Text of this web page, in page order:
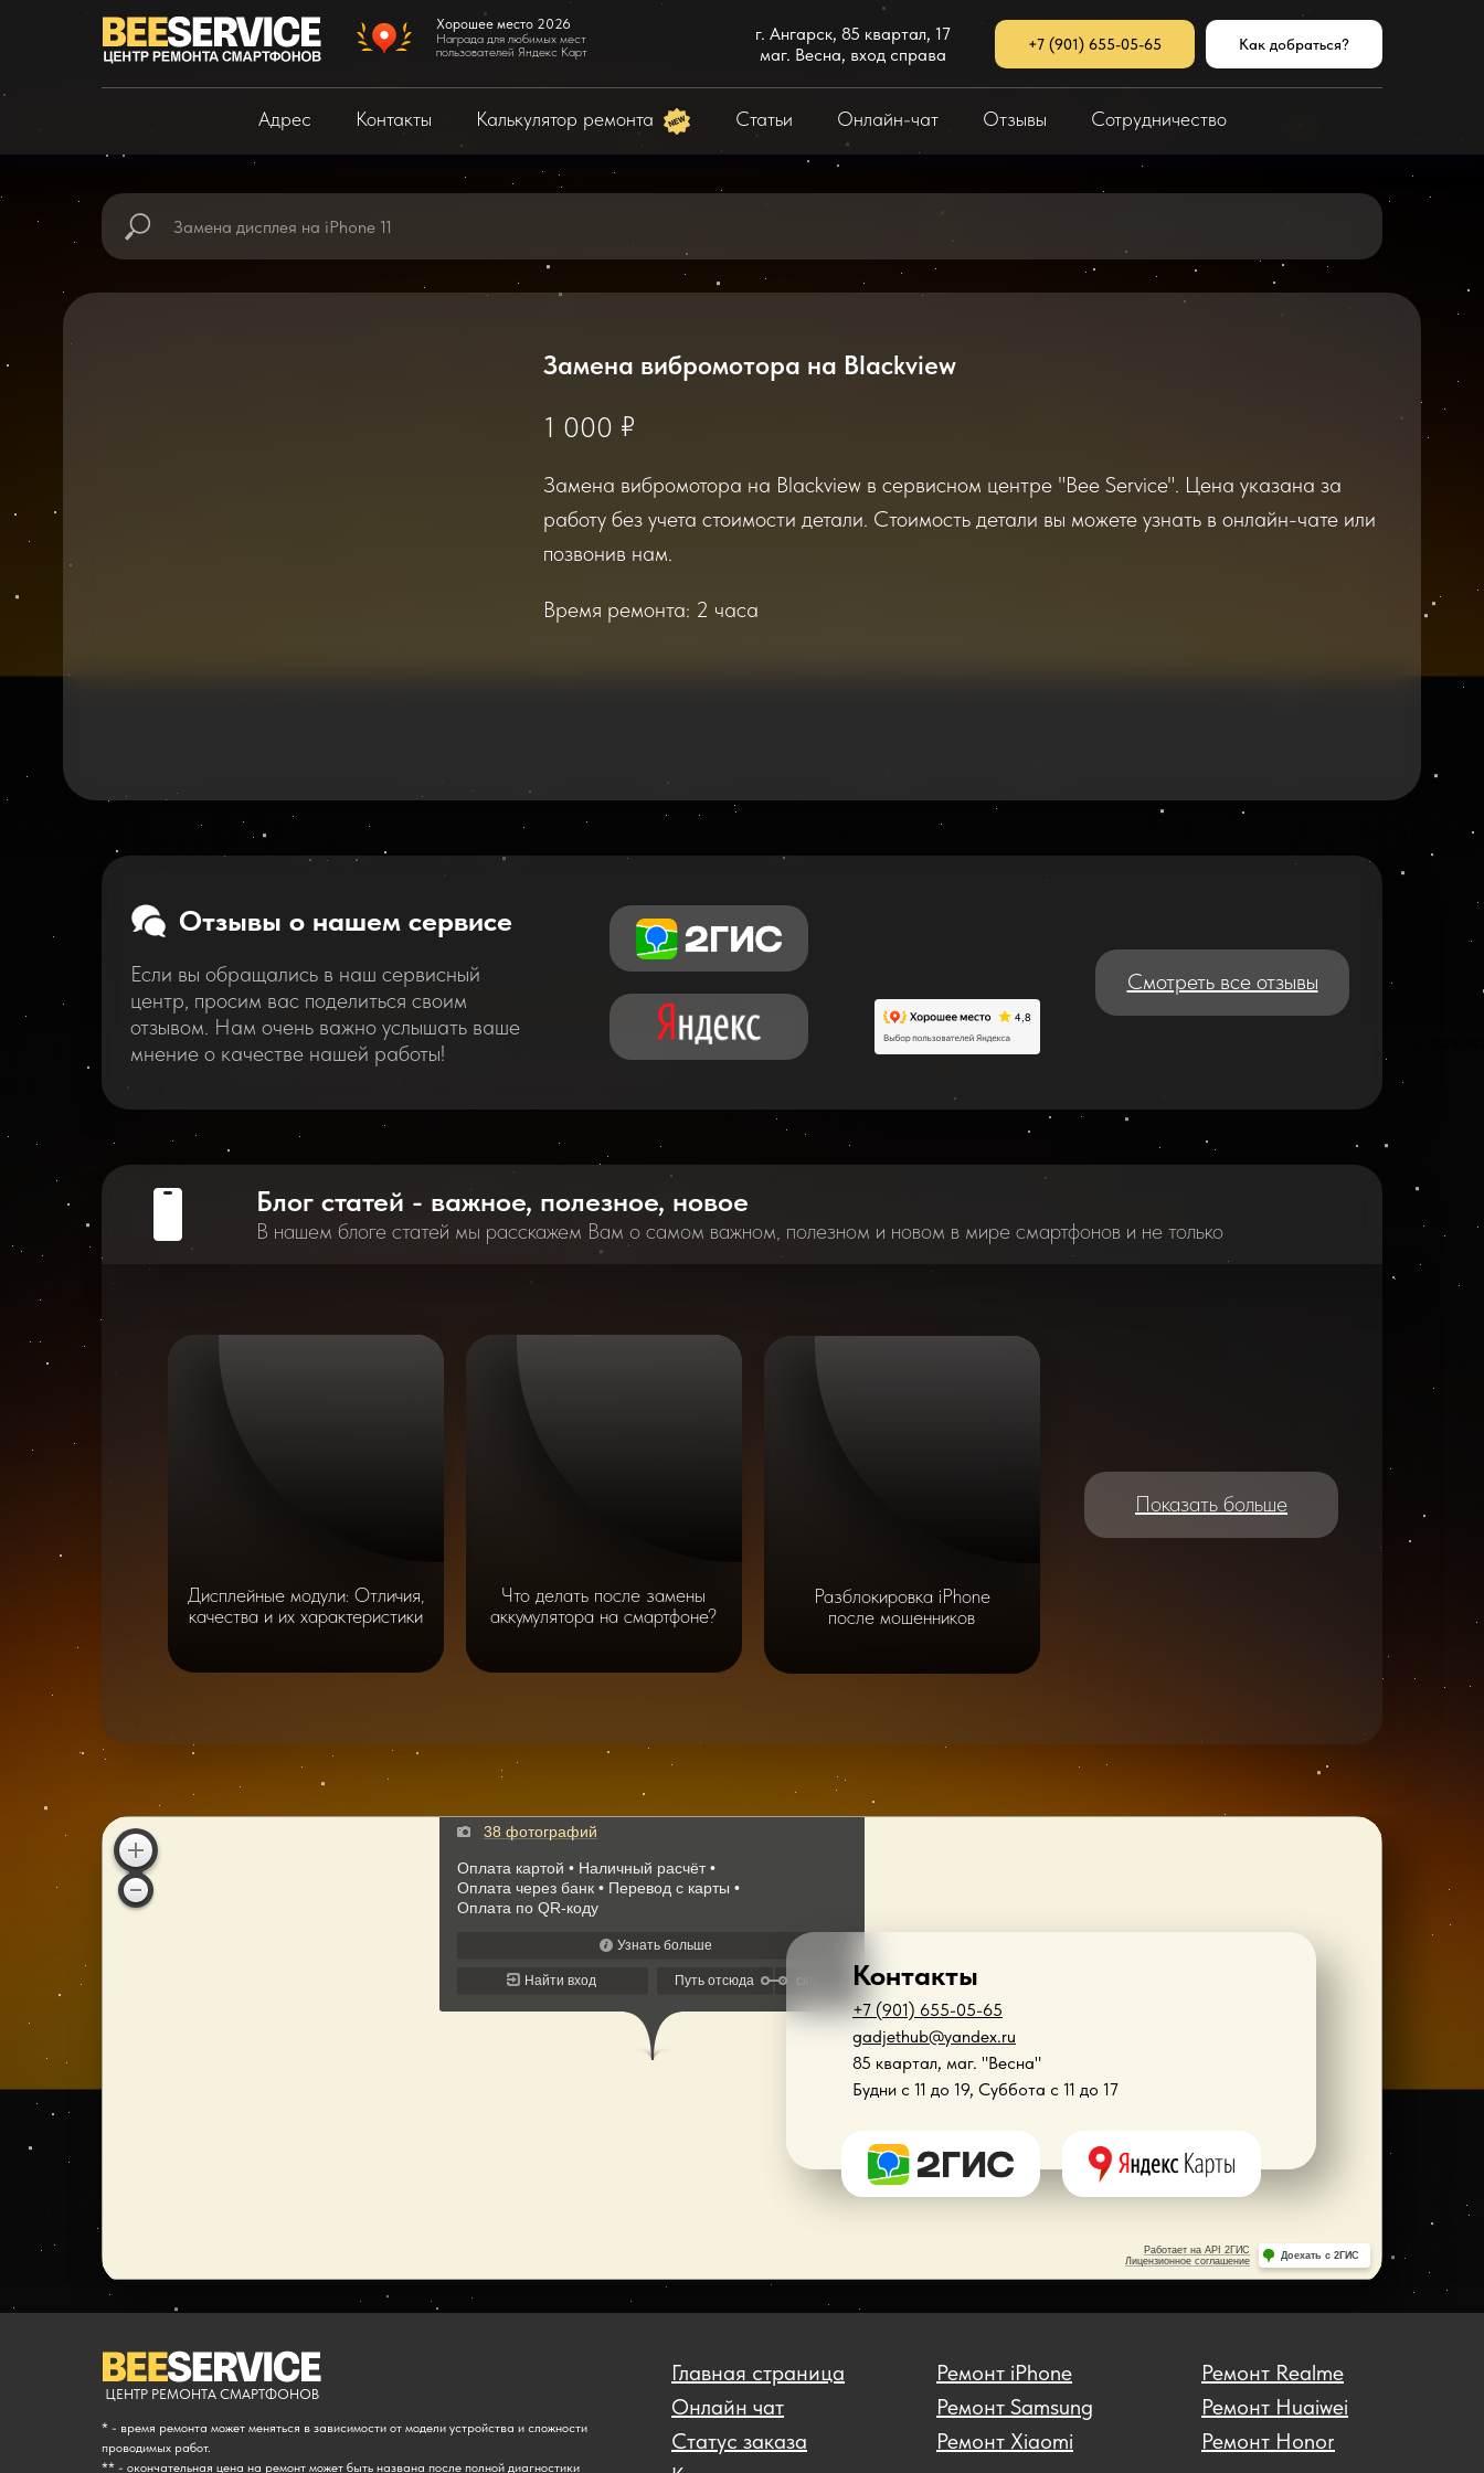
Хорошее место 2026
Награда для любимых мест
пользователей Яндекс Карт
г. Ангарск, 85 квартал, 17
маг. Весна, вход справа
+7 (901) 655-05-65 Как добраться?
Адрес Контакты Калькулятор ремонта Статьи Онлайн-чат Отзывы Сотрудничество
Замена вибромотора на Blackview
1 000 ₽
Замена вибромотора на Blackview в сервисном центре "Bee Service". Цена указана за
работу без учета стоимости детали. Стоимость детали вы можете узнать в онлайн-чате или
позвонив нам.
Время ремонта: 2 часа
Если вы обращались в наш сервисный
центр, просим вас поделиться своим
отзывом. Нам очень важно услышать ваше
мнение о качестве нашей работы!
Отзывы о нашем сервисе
Смотреть все отзывы
Блог статей - важное, полезное, новое
В нашем блоге статей мы расскажем Вам о самом важном, полезном и новом в мире смартфонов и не только
Разблокировка iPhone
после мошенников
Что делать после замены
аккумулятора на смартфоне?
Дисплейные модули: Отличия,
качества и их характеристики
Показать больше
+7 (901) 655-05-65
gadjethub@yandex.ru
85 квартал, маг. "Весна"
Будни с 11 до 19, Суббота с 11 до 17
Контакты
Главная страница
Статус заказа
Ремонт iPhone
Ремонт Samsung
Ремонт Xiaomi
Ремонт Realme
Ремонт Huaiwei
Ремонт Honor
* - время ремонта может меняться в зависимости от модели устройства и сложности
проводимых работ.
** - окончательная цена на ремонт может быть названа после полной диагностики
Онлайн чат
ЦЕНТР РЕМОНТА СМАРТФОНОВ